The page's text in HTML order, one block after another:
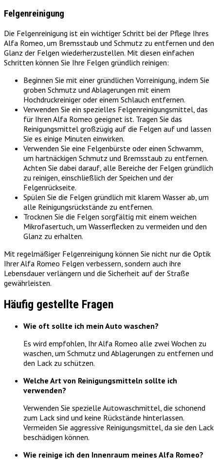
Felgenreinigung
Die Felgenreinigung ist ein wichtiger Schritt bei der Pflege Ihres
Alfa Romeo, um Bremsstaub und Schmutz zu entfernen und den
Glanz der Felgen wiederherzustellen. Mit diesen einfachen
Schritten können Sie Ihre Felgen gründlich reinigen:
Beginnen Sie mit einer gründlichen Vorreinigung, indem Sie
groben Schmutz und Ablagerungen mit einem
Hochdruckreiniger oder einem Schlauch entfernen.
Verwenden Sie ein spezielles Felgenreinigungsmittel, das
für Ihren Alfa Romeo geeignet ist. Tragen Sie das
Reinigungsmittel großzügig auf die Felgen auf und lassen
Sie es einige Minuten einwirken.
Verwenden Sie eine Felgenbürste oder einen Schwamm,
um hartnäckigen Schmutz und Bremsstaub zu entfernen.
Achten Sie dabei darauf, alle Bereiche der Felgen gründlich
zu reinigen, einschließlich der Speichen und der
Felgenrückseite.
Spülen Sie die Felgen gründlich mit klarem Wasser ab, um
alle Reinigungsrückstände zu entfernen.
Trocknen Sie die Felgen sorgfältig mit einem weichen
Mikrofasertuch, um Wasserflecken zu vermeiden und den
Glanz zu erhalten.
Mit regelmäßiger Felgenreinigung können Sie nicht nur die Optik
Ihrer Alfa Romeo Felgen verbessern, sondern auch ihre
Lebensdauer verlängern und die Sicherheit auf der Straße
gewährleisten.
Häufig gestellte Fragen
Wie oft sollte ich mein Auto waschen?
Es wird empfohlen, Ihr Alfa Romeo alle zwei Wochen zu
waschen, um Schmutz und Ablagerungen zu entfernen und
den Lack zu schützen.
Welche Art von Reinigungsmitteln sollte ich
verwenden?
Verwenden Sie spezielle Autowaschmittel, die schonend
zum Lack sind und keine Rückstände hinterlassen.
Vermeiden Sie aggressive Reinigungsmittel, da sie den Lack
beschädigen können.
Wie reinige ich den Innenraum meines Alfa Romeo?